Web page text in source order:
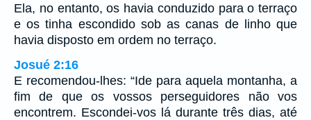
Ela, no entanto, os havia conduzido para o terraço
e os tinha escondido sob as canas de linho que
havia disposto em ordem no terraço.
Josué 2:16
E recomendou-lhes: “Ide para aquela montanha, a
fim de que os vossos perseguidores não vos
encontrem. Escondei-vos lá durante três dias, até